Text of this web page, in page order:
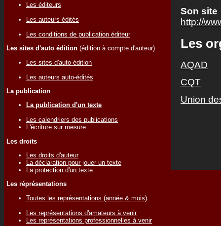
Les éditeurs
Les auteurs édités
Les conditions de publication éditeur
Les sites d'auto édition (édition à compte d'auteur)
Les sites d'auto-édition
Les auteurs auto-édités
La publication
La publication d'un texte
Les calendriers des publications
L'écriture sur mesure
Les droits
Les droits d'auteur
La déclaration pour jouer un texte
La protection d'un texte
Les réprésentations
Toutes les représentations (année & mois)
Les représentations d'amateurs à venir
Les représentations professionnelles à venir
Son site
http://
Les
AQAD
CQT
Union